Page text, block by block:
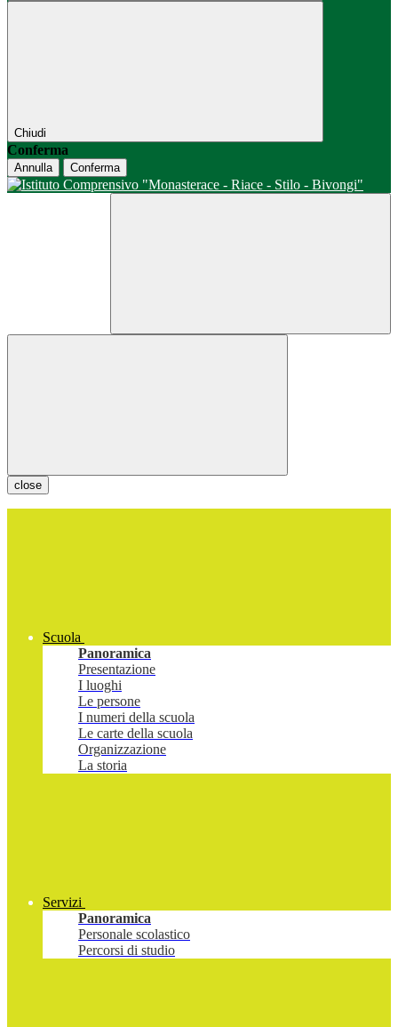
Chiudi
Conferma
Annulla Conferma
close
Scuola
Panoramica
Presentazione
I luoghi
Le persone
I numeri della scuola
Le carte della scuola
Organizzazione
La storia
Servizi
Panoramica
Personale scolastico
Percorsi di studio